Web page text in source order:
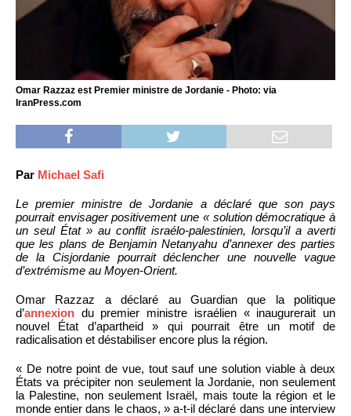
Omar Razzaz est Premier ministre de Jordanie - Photo: via
IranPress.com
Par Michael Safi
Le premier ministre de Jordanie a déclaré que son pays
pourrait envisager positivement une « solution démocratique à
un seul État » au conflit israélo-palestinien, lorsqu’il a averti
que les plans de Benjamin Netanyahu d’annexer des parties
de la Cisjordanie pourrait déclencher une nouvelle vague
d’extrémisme au Moyen-Orient.
Omar Razzaz a déclaré au Guardian que la politique
d’annexion du premier ministre israélien « inaugurerait un
nouvel État d’apartheid » qui pourrait être un motif de
radicalisation et déstabiliser encore plus la région.
« De notre point de vue, tout sauf une solution viable à deux
États va précipiter non seulement la Jordanie, non seulement
la Palestine, non seulement Israël, mais toute la région et le
monde entier dans le chaos, » a-t-il déclaré dans une interview